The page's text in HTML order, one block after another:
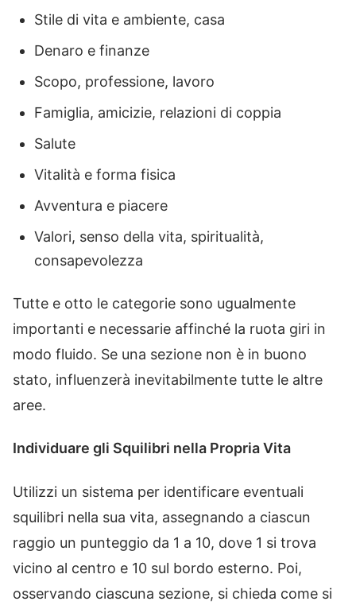
Stile di vita e ambiente, casa
Denaro e finanze
Scopo, professione, lavoro
Famiglia, amicizie, relazioni di coppia
Salute
Vitalità e forma fisica
Avventura e piacere
Valori, senso della vita, spiritualità,
consapevolezza
Tutte e otto le categorie sono ugualmente
importanti e necessarie affinché la ruota giri in
modo fluido. Se una sezione non è in buono
stato, influenzerà inevitabilmente tutte le altre
aree.
Individuare gli Squilibri nella Propria Vita
Utilizzi un sistema per identificare eventuali
squilibri nella sua vita, assegnando a ciascun
raggio un punteggio da 1 a 10, dove 1 si trova
vicino al centro e 10 sul bordo esterno. Poi,
osservando ciascuna sezione, si chieda come si